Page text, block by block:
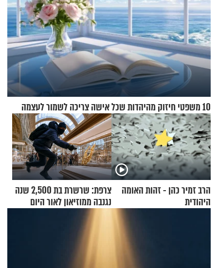
10 משפטי חיזוק מהיהדות שכל אישה צריכה לשמור לעצמה
הרב זמיר כהן - זהות האומה
היהודית
צרפת: שרשרת בת 2,500 שנה
נגנבה ממוזיאון לאור היום